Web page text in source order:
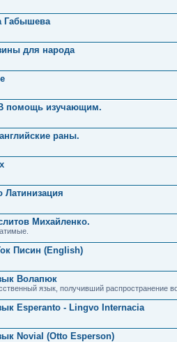
Габышева
для народа
помощь изучающим.
раны.
Латинизация
Михайленко.
Писин (English)
Волапюк
язык, получивший распространение
Esperanto - Lingvo Internacia
Novial (Otto Esperson)